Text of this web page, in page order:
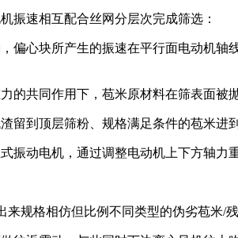
振速相互配合丝网分层次完成筛选：
偏心块所产生的振速在平行面电动机
的共同作用下，苞米原材料在筛表面被
留到顶层筛粉、规格满足条件的苞米
振动电机，通过调整电动机上下方轴力
规格相仿但比例不同类型的伪劣苞米/残